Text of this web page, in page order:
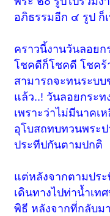
อภิธรรมอีก ๔ รูป ก็
คราวนี้งานวันลอยก
โชคดีก็โชคดี โชคร้
สามารถจะทนระบ
แล้ว..! วันลอยกระ
เพราะว่าไม่มีนาคเ
อุโบสถทบทวนพระ
ประทีปกันตามปกติ
แต่หลังจากตามปร
เดินทางไปท่าน้ำเท
พิธี หลังจากที่กลับม